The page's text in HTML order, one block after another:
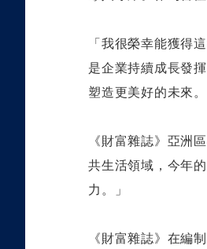
「我很榮幸能獲得
是企業持續成長發
塑造更美好的未來。
《財富雜誌》亞洲
共生活領域，今年
力。」
《財富雜誌》在編